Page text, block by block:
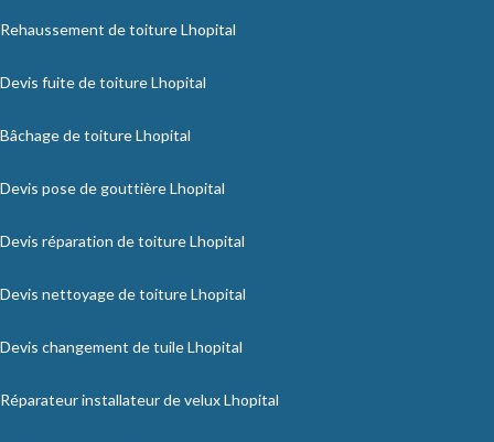
Rehaussement de toiture Lhopital
Devis fuite de toiture Lhopital
Bâchage de toiture Lhopital
Devis pose de gouttière Lhopital
Devis réparation de toiture Lhopital
Devis nettoyage de toiture Lhopital
Devis changement de tuile Lhopital
Réparateur installateur de velux Lhopital